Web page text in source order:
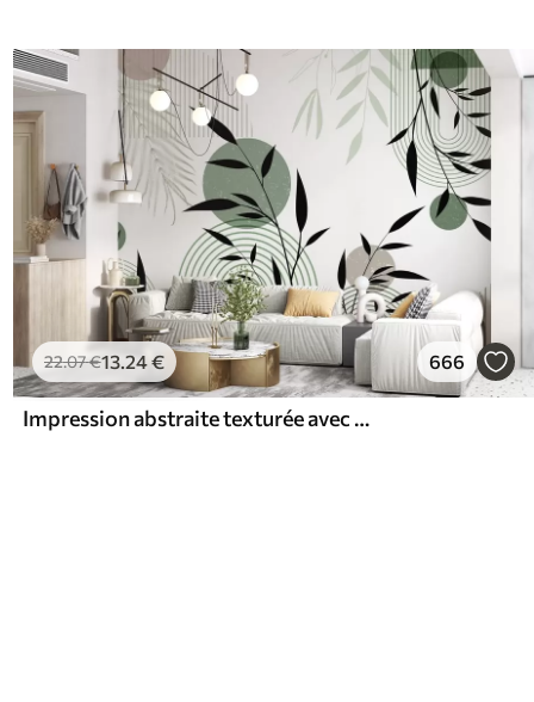
22.07€13.24€ 666
Impression abstraite texturée avec des formes géométriques, des cercles et des arcs et des plantes noires et vertes sur un fond blanc